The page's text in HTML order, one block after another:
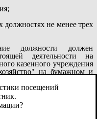
должностях не менее трех
должности должен
деятельности на
казенного учреждения
на бумажном и
подробная
на сайте:
посещений